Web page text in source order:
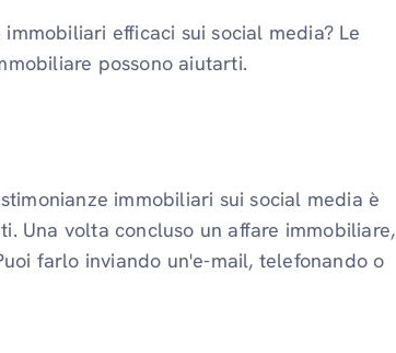
efficaci sui social media? Le
possono aiutarti.
immobiliari sui social media è
Una volta concluso un affare immobiliare,
farlo inviando un'e-mail, telefonando o